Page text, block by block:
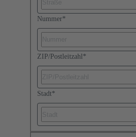
Nummer*
ZIP/Postleitzahl *
Stadt*